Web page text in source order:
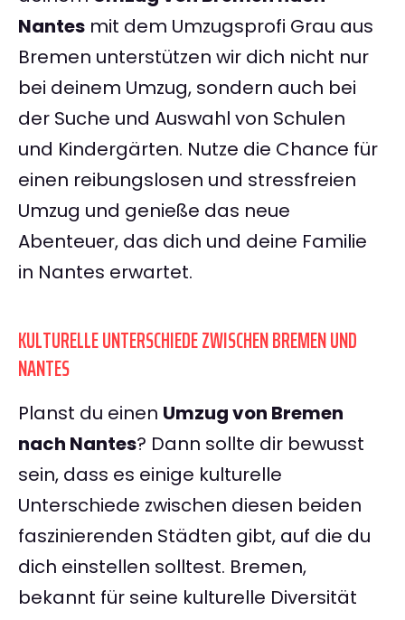
Nantes mit dem Umzugsprofi Grau aus
Bremen unterstützen wir dich nicht nur
bei deinem Umzug, sondern auch bei
der Suche und Auswahl von Schulen
und Kindergärten. Nutze die Chance für
einen reibungslosen und stressfreien
Umzug und genieße das neue
Abenteuer, das dich und deine Familie
in Nantes erwartet.
KULTURELLE UNTERSCHIEDE ZWISCHEN BREMEN UND
NANTES
Planst du einen Umzug von Bremen
nach Nantes? Dann sollte dir bewusst
sein, dass es einige kulturelle
Unterschiede zwischen diesen beiden
faszinierenden Städten gibt, auf die du
dich einstellen solltest. Bremen,
bekannt für seine kulturelle Diversität